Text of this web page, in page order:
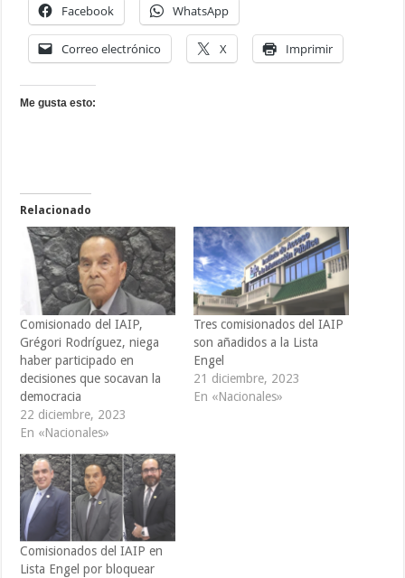
Facebook WhatsApp
Correo electrónico X Imprimir
Me gusta esto:
Relacionado
Comisionado del IAIP,
Grégori Rodríguez, niega
haber participado en
decisiones que socavan la
democracia
22 diciembre, 2023
En «Nacionales»
Tres comisionados del IAIP
son añadidos a la Lista
Engel
21 diciembre, 2023
En «Nacionales»
Comisionados del IAIP en
Lista Engel por bloquear